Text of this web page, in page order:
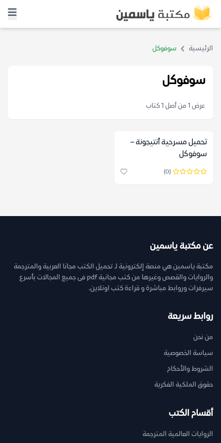
الرئيسية سوفوكل
سوفوكل
عرض 1 من أصل 1 كتاب
تحميل مسرحية أنتيجونة –
سوفوكل
(0)
عن مكتبة ياسمين
مكتبة ياسمين هي منصة إلكترونية لـ تحميل الكتب مجانا العربية والمترجمة
والروايات والقصص وغيرها من كتب مجانية pdf فى جميع المجالات بأسرع
سيرفرات وروابط مباشرة و قراءة كتب اونلاين.
روابط سريعة
من نحن
سياسة الخصوصية
الشروط والأحكام
حقوق الملكية الفكرية
أقسام الكتب
الروايات العالمية المترجمة